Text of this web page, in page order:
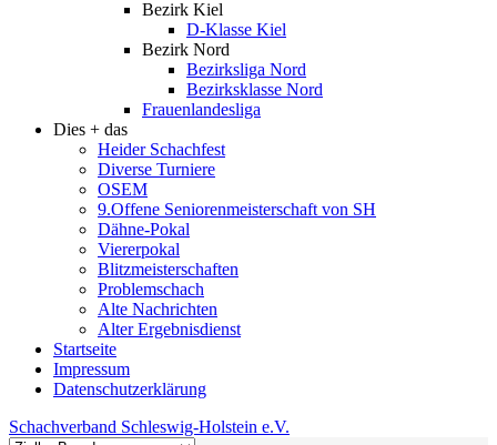
Bezirk Kiel
D-Klasse Kiel
Bezirk Nord
Bezirksliga Nord
Bezirksklasse Nord
Frauenlandesliga
Dies + das
Heider Schachfest
Diverse Turniere
OSEM
9.Offene Seniorenmeisterschaft von SH
Dähne-Pokal
Viererpokal
Blitzmeisterschaften
Problemschach
Alte Nachrichten
Alter Ergebnisdienst
Startseite
Impressum
Datenschutzerklärung
Schachverband Schleswig-Holstein e.V.